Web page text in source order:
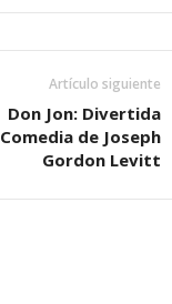
Artículo siguiente
Don Jon: Divertida
Comedia de Joseph
Gordon Levitt